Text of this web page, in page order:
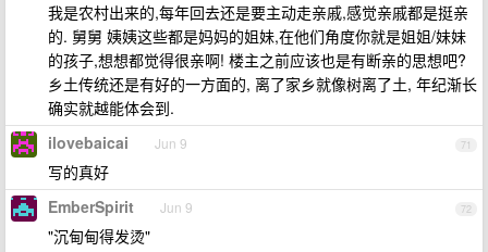
我是农村出来的,每年回去还是要主动走亲戚,感觉亲戚都是挺亲
的. 舅舅 姨姨这些都是妈妈的姐妹,在他们角度你就是姐姐/妹妹
的孩子,想想都觉得很亲啊! 楼主之前应该也是有断亲的思想吧?
乡土传统还是有好的一方面的, 离了家乡就像树离了土, 年纪渐长
确实就越能体会到.
71
ilovebaicai Jun 9
写的真好
72
EmberSpirit Jun 9
"沉甸甸得发烫"